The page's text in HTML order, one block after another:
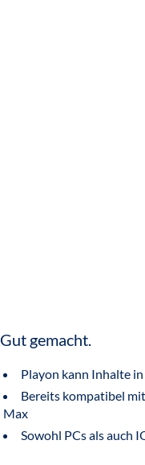
Gut gemacht.
Playon kann Inhalte
Bereits kompatibel
Max
Sowohl PCs als auch